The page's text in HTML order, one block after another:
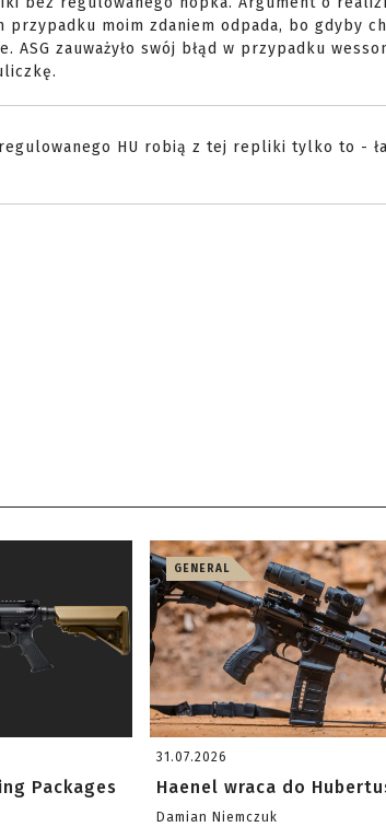
moim zdaniem odpada, bo gdyby
zauważyło swój błąd w przypadku
HU robią z tej repliki tylko to -
Packages
GENERAL
31.07.2026
Haenel wraca do
Damian Niemczuk